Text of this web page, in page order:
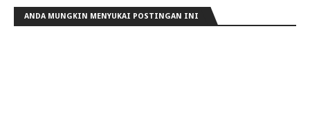
ANDA MUNGKIN MENYUKAI POSTINGAN INI